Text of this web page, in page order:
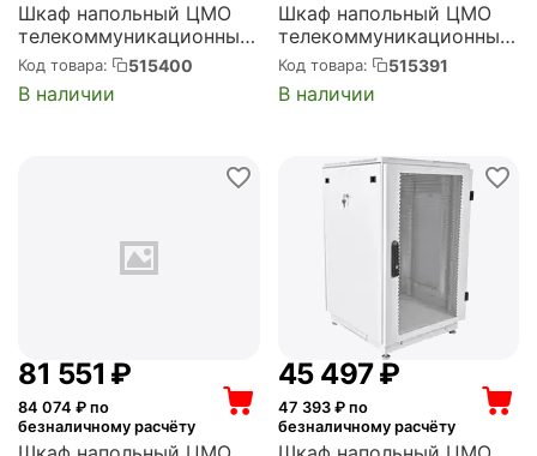
Шкаф напольный ЦМО
телекоммуникационный
36U (600 x 1000) дверь
стекло, чёрный (ШТК-
М-36.6.10-1ААА-9005)
Код товара: 515400
В наличии
Шкаф напольный ЦМО
телекоммуникационный
48U (600 x 800) дверь
металл (ШТК-М-48.6.8-
3ААА)
Код товара: 515391
В наличии
81 551 ₽
84 074 ₽ по
безналичному расчёту
45 497₽
47 393₽ по
безналичному расчёту